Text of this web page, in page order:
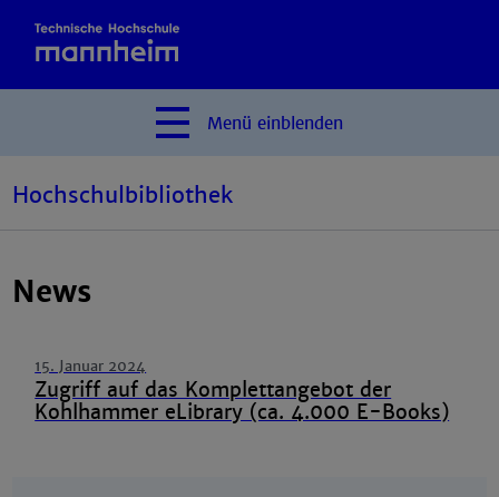
Menü einblenden
Hochschulbibliothek
News
15. Januar 2024
Zugriff auf das Komplettangebot der
Kohlhammer eLibrary (ca. 4.000 E-Books)